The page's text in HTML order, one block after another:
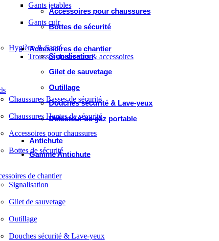
Accessoires pour chaussures
Bottes de sécurité
Accessoires de chantier
Signalisation
Gilet de sauvetage
Outillage
Douches sécurité & Lave-yeux
Détecteur de gaz portable
Antichute
Gamme Antichute
Gants jetables
Gants cuir
Hygiène & Santé
Trousses de secours & accessoires
Chaussures Basses de sécurité
Chaussures Hautes de sécurité
Accessoires pour chaussures
Bottes de sécurité
de chantier
Signalisation
Gilet de sauvetage
Outillage
Douches sécurité & Lave-yeux